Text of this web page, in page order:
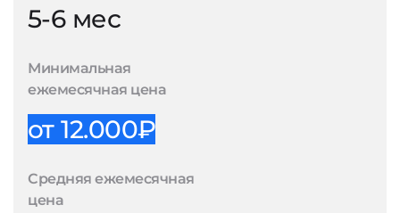
5-6 мес
Минимальная
ежемесячная цена
от 12.000₽
Средняя ежемесячная
цена